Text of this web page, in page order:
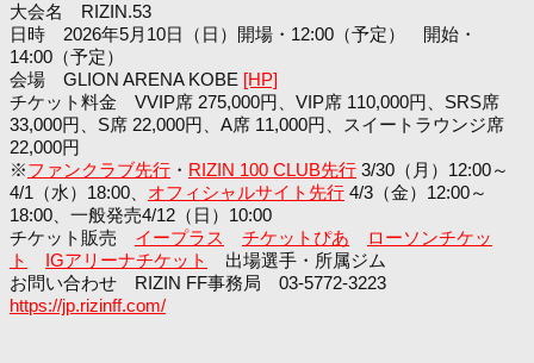
大会名 RIZIN.53
日時 2026年5月10日（日）開場・12:00（予定） 開始・
14:00（予定）
会場 GLION ARENA KOBE [HP]
チケット料金 VVIP席 275,000円、VIP席 110,000円、SRS席
33,000円、S席 22,000円、A席 11,000円、スイートラウンジ席
22,000円
※ファンクラブ先行 ・ RIZIN 100 CLUB先行 3/30（月）12:00～
4/1（水）18:00、 オフィシャルサイト先行 4/3（金）12:00～
18:00、一般発売4/12（日）10:00
チケット販売 イープラス チケットぴあ
ローソンチケッ
ト
IGアリーナチケット
出場選手・所属ジム
お問い合わせ RIZIN FF事務局 03-5772-3223
https://jp.rizinff.com/